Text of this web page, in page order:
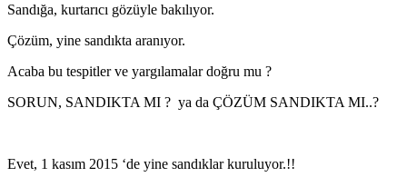
Sandığa, kurtarıcı gözüyle bakılıyor.
Çözüm, yine sandıkta aranıyor.
Acaba bu tespitler ve yargılamalar doğru mu ?
SORUN, SANDIKTA MI ? ya da ÇÖZÜM SANDIKTA MI..?
Evet, 1 kasım 2015 ‘de yine sandıklar kuruluyor.!!